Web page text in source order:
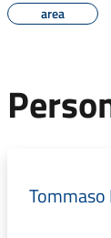
area